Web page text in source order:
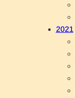
2021